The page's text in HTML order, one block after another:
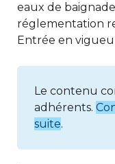
eaux de
réglementation
Entrée en
Le contenu
adhérents.
suite.